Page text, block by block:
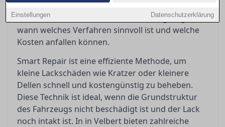
Einstellungen Datenschutzerklärung
Ratgeber werden die Vor- und Nachteile beider
Methoden beleuchtet, um Orientierung zu geben,
wann welches Verfahren sinnvoll ist und welche
Kosten anfallen können.
Smart Repair ist eine effiziente Methode, um
kleine Lackschäden wie Kratzer oder kleinere
Dellen schnell und kostengünstig zu beheben.
Diese Technik ist ideal, wenn die Grundstruktur
des Fahrzeugs nicht beschädigt ist und der Lack
noch intakt ist. In in Velbert bieten zahlreiche